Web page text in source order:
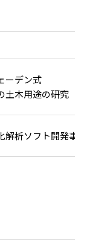
ーデン式
土木用途の研究
析ソフト開発事業